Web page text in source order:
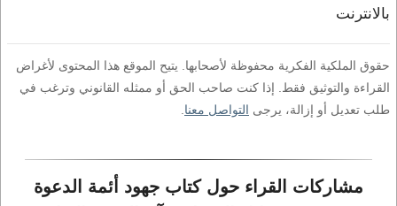
بالانترنت
حقوق الملكية الفكرية محفوظة لأصحابها. يتيح الموقع هذا المحتوى لأغراض
القراءة والتوثيق فقط. إذا كنت صاحب الحق أو ممثله القانوني وترغب في
طلب تعديل أو إزالة، يرجى التواصل معنا
مشاركات القراء حول كتاب جهود أئمة الدعوة